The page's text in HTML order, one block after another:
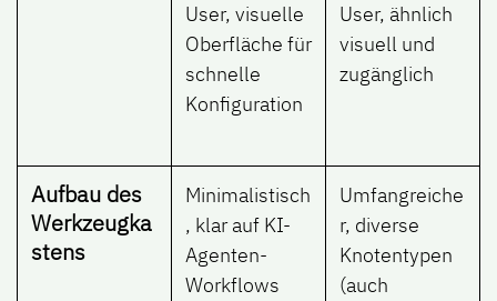
User, visuelle
Oberfläche für
schnelle
Konfiguration
User, ähnlich
visuell und
zugänglich
Aufbau des
Werkzeugka
stens
Minimalistisch
, klar auf KI-
Agenten-
Workflows
Umfangreiche
r, diverse
Knotentypen
(auch